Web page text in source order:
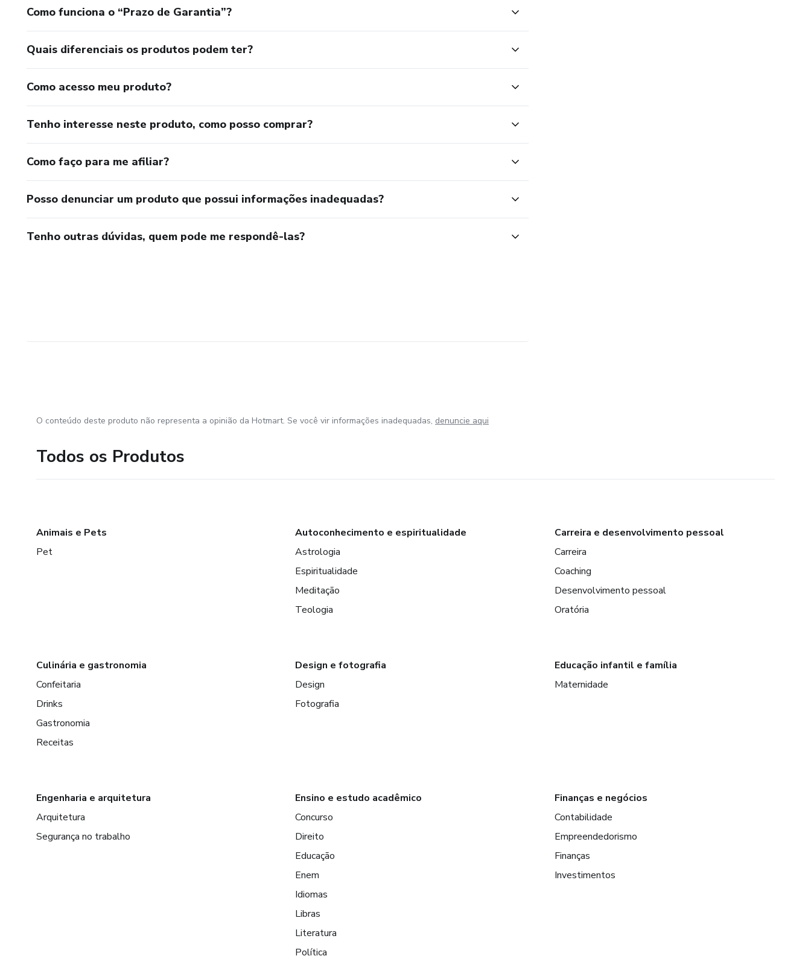
-PÓ PARA TIRAR INVEJA
-PÓ PARA SUCESSO
-PÓ MALÉFICO
-PÓ PARA DESTRUIR INIMIGO II
-PÓ PARA AFASTAR PESSOA
-PÓ PARA CAUSAR BRIGAS II
-PÓ DE DESUNIÃO
-PÓ DE AMARRAR PESSOA
Como funciona o “Prazo de Garantia”?
Quais diferenciais os produtos podem ter?
Como acesso meu produto?
Tenho interesse neste produto, como posso comprar?
Como faço para me afiliar?
Posso denunciar um produto que possui informações inadequadas?
Tenho outras dúvidas, quem pode me respondê-las?
O conteúdo deste produto não representa a opinião da Hotmart. Se você vir informações inadequadas, denuncie aqui
Todos os Produtos
Animais e Pets
Pet
Autoconhecimento e espiritualidade
Astrologia
Espiritualidade
Meditação
Teologia
Carreira e desenvolvimento pessoal
Carreira
Coaching
Desenvolvimento pessoal
Oratória
Culinária e gastronomia
Confeitaria
Drinks
Gastronomia
Receitas
Design e fotografia
Design
Fotografia
Educação infantil e família
Maternidade
Engenharia e arquitetura
Arquitetura
Segurança no trabalho
Ensino e estudo acadêmico
Concurso
Direito
Educação
Enem
Idiomas
Libras
Literatura
Política
Finanças e negócios
Contabilidade
Empreendedorismo
Finanças
Investimentos